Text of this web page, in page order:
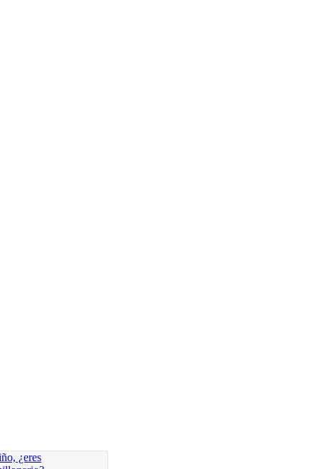
municipal, una habitación polvorienta con
le dijeron a sus padres: “Esta chica no debería
murmuraba en voz baja fragmentos de lo que
suavemente, como si también escuchara.